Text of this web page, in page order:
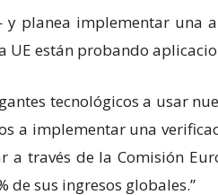
planea implementar una
UE están probando
tecnológicos a usar
a implementar una
a través de la Comisión
de sus ingresos globales.”